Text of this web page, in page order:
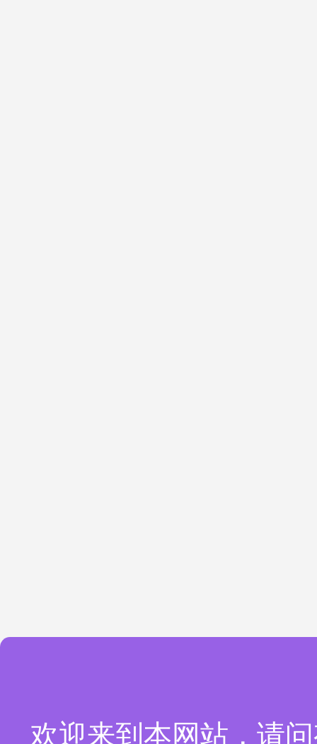
欢迎来到本网站，请